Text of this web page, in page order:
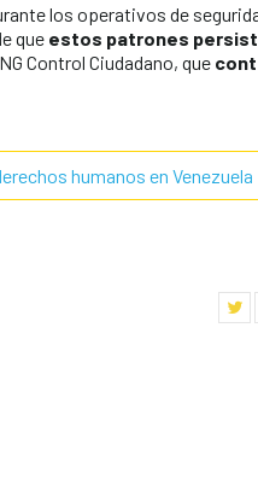
los operativos de
que estos patrones
Control Ciudadano, que
humanos en Venezuela